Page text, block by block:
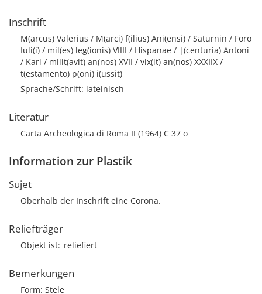
Inschrift
M(arcus) Valerius / M(arci) f(ilius) Ani(ensi) / Saturnin / Foro
Iuli(i) / mil(es) leg(ionis) VIIII / Hispanae / |(centuria) Antoni
/ Kari / milit(avit) an(nos) XVII / vix(it) an(nos) XXXIIX /
t(estamento) p(oni) i(ussit)
Sprache/Schrift: lateinisch
Literatur
Carta Archeologica di Roma II (1964) C 37 o
Information zur Plastik
Sujet
Oberhalb der Inschrift eine Corona.
Reliefträger
Objekt ist reliefiert
Bemerkungen
Form: Stele